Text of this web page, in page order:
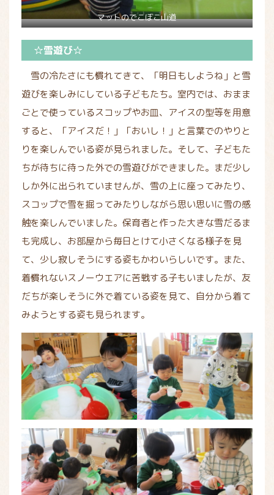
マットのでこぼこ山道
☆雪遊び☆
雪の冷たさにも慣れてきて、「明日もしようね」と雪
遊びを楽しみにしている子どもたち。室内では、おまま
ごとで使っているスコップやお皿、アイスの型等を用意
すると、「アイスだ！」「おいし！」と言葉でのやりと
りを楽しんでいる姿が見られました。そして、子どもた
ちが待ちに待った外での雪遊びができました。まだ少し
しか外に出られていませんが、雪の上に座ってみたり、
スコップで雪を掘ってみたりしながら思い思いに雪の感
触を楽しんでいました。保育者と作った大きな雪だるま
も完成し、お部屋から毎日とけて小さくなる様子を見
て、少し寂しそうにする姿もかわいらしいです。また、
着慣れないスノーウエアに苦戦する子もいましたが、友
だちが楽しそうに外で着ている姿を見て、自分から着て
みようとする姿も見られます。